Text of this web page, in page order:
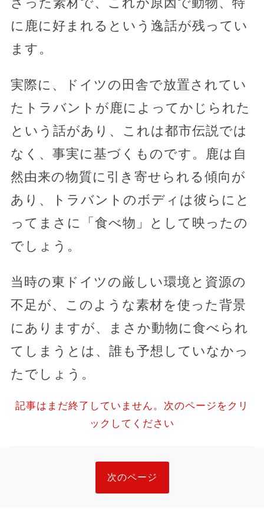
に鹿に好まれるという逸話が残ってい
ます。
実際に、ドイツの田舎で放置されてい
たトラバントが鹿によってかじられた
という話があり、これは都市伝説では
なく、事実に基づくものです。鹿は自
然由来の物質に引き寄せられる傾向が
あり、トラバントのボディは彼らにと
ってまさに「食べ物」として映ったの
でしょう。
当時の東ドイツの厳しい環境と資源の
不足が、このような素材を使った背景
にありますが、まさか動物に食べられ
てしまうとは、誰も予想していなかっ
たでしょう。
記事はまだ終了していません。次のページをクリ
ックしてください
次のページ